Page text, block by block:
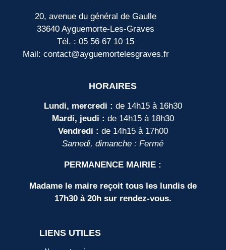
20, avenue du général de Gaulle
33640 Ayguemorte-Les-Graves
Tél. : 05 56 67 10 15
Mail: contact@ayguemortelesgraves.fr
HORAIRES
Lundi, mercredi : de 14h15 à 16h30
Mardi, jeudi : de 14h15 à 18h30
Vendredi : de 14h15 à 17h00
Samedi, dimanche : Fermé
PERMANENCE MAIRIE :
Madame le maire reçoit tous les lundis de
17h30 à 20h sur rendez-vous.
LIENS UTILES